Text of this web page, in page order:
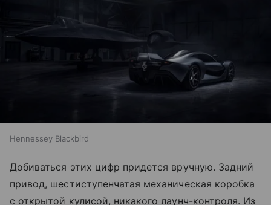
Hennessey Blackbird
Добиваться этих цифр придется вручную. Задний
привод, шестиступенчатая механическая коробка
с открытой кулисой, никакого лаунч-контроля. Из